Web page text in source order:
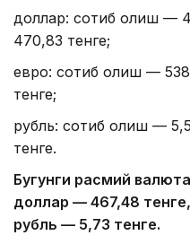
доллар: сотиб олиш —
470,83 тенге;
евро: сотиб олиш —
тенге;
рубль: сотиб олиш —
тенге.
Бугунги расмий
доллар — 467,48
рубль — 5,73 тенге.